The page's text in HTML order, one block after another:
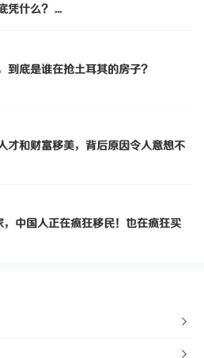
凭什么？ ...
到底是谁在抢土耳其的房子？
才和财富移美，背后原因令人意想不
，中国人正在疯狂移民！也在疯狂买